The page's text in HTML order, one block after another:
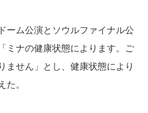
ーム公演とソウルファイナル公
ミナの健康状態によります。ご
ません」とし、健康状態により
た。